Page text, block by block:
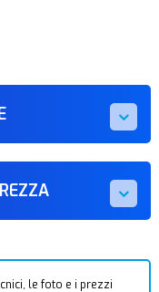
le foto e i prezzi